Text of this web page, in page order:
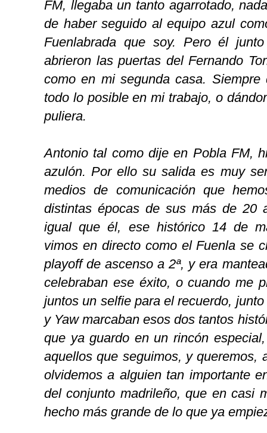
FM, llegaba un tanto agarrotado,
de haber seguido al equipo azul
Fuenlabrada que soy. Pero él
abrieron las puertas del Fernando
como en mi segunda casa. Siempre
todo lo posible en mi trabajo, o
puliera.
Antonio tal como dije en Pobla FM,
azulón. Por ello su salida es muy
medios de comunicación que
distintas épocas de sus más de 20
igual que él, ese histórico 14 de
vimos en directo como el Fuenla se
playoff de ascenso a 2ª, y era
celebraban ese éxito, o cuando me
juntos un selfie para el recuerdo,
y Yaw marcaban esos dos tantos
que ya guardo en un rincón
aquellos que seguimos, y queremos,
olvidemos a alguien tan importante
del conjunto madrileño, que en casi
hecho más grande de lo que ya